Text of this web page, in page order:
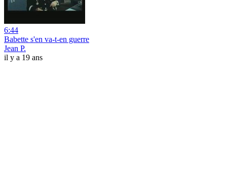
6:44
Babette s'en va-t-en guerre
Jean P.
il y a 19 ans